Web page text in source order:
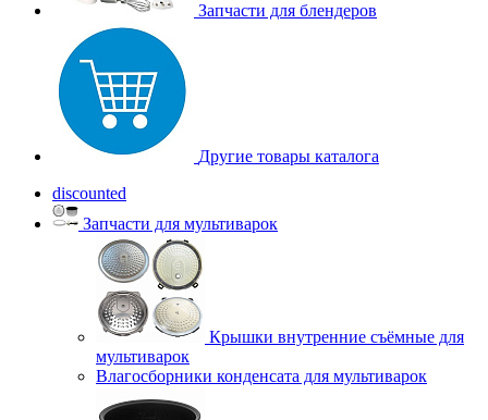
Запчасти для блендеров
Другие товары каталога
discounted
Запчасти для мультиварок
Крышки внутренние съёмные для
мультиварок
Влагосборники конденсата для мультиварок